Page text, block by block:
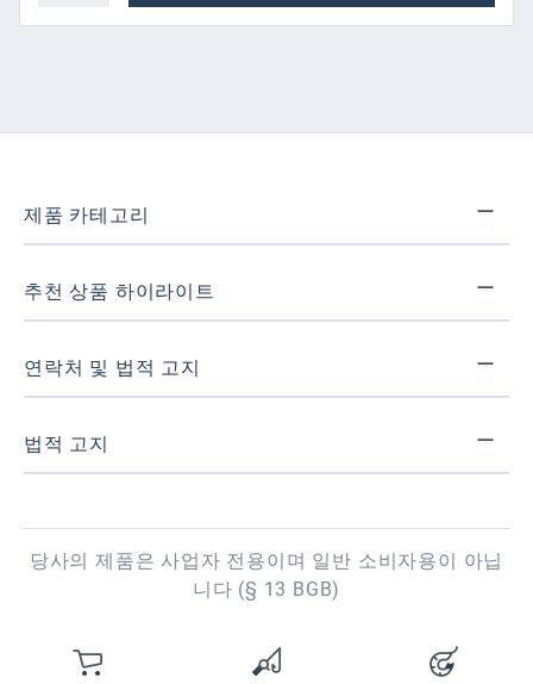
위시리스트에 0 개의 상품이 있습
제품 카테고리
추천 상품 하이라이트
연락처 및 법적 고지
법적 고지
당사의 제품은 사업자 전용이며 일반 소비자용이 아닙
니다 (§ 13 BGB)